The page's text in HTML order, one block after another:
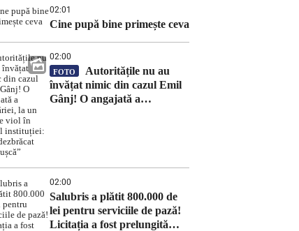
02:01
Cine pupă bine primește ceva
02:00
FOTO
Autoritățile nu au
învățat nimic din cazul Emil
Gânj! O angajată a
02:00
Salubris a plătit 800.000 de
lei pentru serviciile de pază!
Licitația a fost prelungită